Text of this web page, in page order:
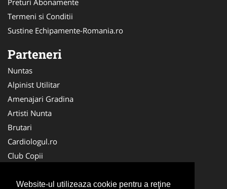
Website-ul utilizeaza cookie pentru a reţine
Termeni si Conditii
Sustine Echipamente-Romania.ro
Parteneri
Nuntas
Alpinist Utilitar
Amenajari Gradina
Artisti Nunta
Brutari
Cardiologul.ro
Club Copii
Ambalaje Romania